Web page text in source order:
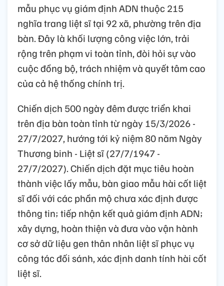
mẫu phục vụ giám định ADN thuộc 215
nghĩa trang liệt sĩ tại 92 xã, phường trên địa
bàn. Đây là khối lượng công việc lớn, trải
rộng trên phạm vi toàn tỉnh, đòi hỏi sự vào
cuộc đồng bộ, trách nhiệm và quyết tâm cao
của cả hệ thống chính trị.
Chiến dịch 500 ngày đêm được triển khai
trên địa bàn toàn tỉnh từ ngày 15/3/2026 -
27/7/2027, hướng tới kỷ niệm 80 năm Ngày
Thương binh - Liệt sĩ (27/7/1947 -
27/7/2027). Chiến dịch đặt mục tiêu hoàn
thành việc lấy mẫu, bàn giao mẫu hài cốt liệt
sĩ đối với các phần mộ chưa xác định được
thông tin; tiếp nhận kết quả giám định ADN;
xây dựng, hoàn thiện và đưa vào vận hành
cơ sở dữ liệu gen thân nhân liệt sĩ phục vụ
công tác đối sánh, xác định danh tính hài cốt
liệt sĩ.